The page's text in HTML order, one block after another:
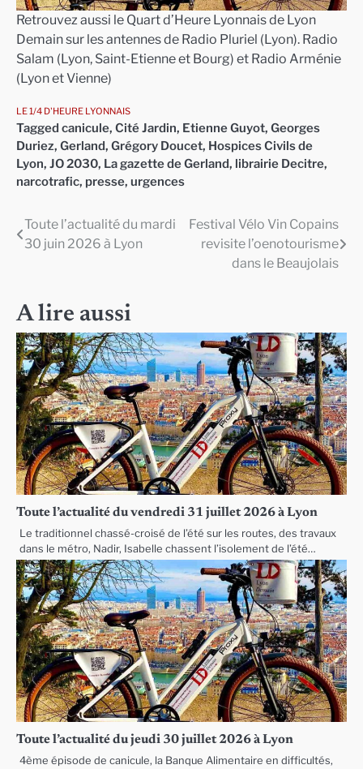
Retrouvez aussi le Quart d’Heure Lyonnais de Lyon
Demain sur les antennes de Radio Pluriel (Lyon). Radio
Salam (Lyon, Saint-Etienne et Bourg) et Radio Arménie
(Lyon et Vienne)
LE 1/4 D'HEURE LYONNAIS
Tagged canicule, Cité Jardin, Etienne Guyot, Georges
Duriez, Gerland, Grégory Doucet, Hospices Civils de
Lyon, JO 2030, La gazette de Gerland, librairie Decitre,
narcotrafic, presse, urgences
Navigation
Toute l’actualité du mardi
30 juin 2026 à Lyon
Festival Vélo Vin Copains
revisite l’oenotourisme
dans le Beaujolais
A lire aussi
Toute l’actualité du vendredi 31 juillet 2026 à Lyon
Le traditionnel chassé-croisé de l’été sur les routes, des travaux
dans le métro, Nadir, Isabelle chassent l’isolement de l’été…
Toute l’actualité du jeudi 30 juillet 2026 à Lyon
4ème épisode de canicule, la Banque Alimentaire en difficultés,